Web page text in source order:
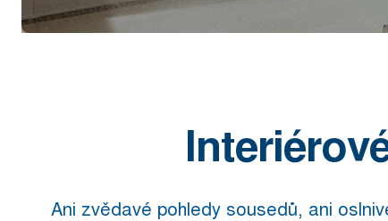
Ani zvědavé pohledy sousedů, ani